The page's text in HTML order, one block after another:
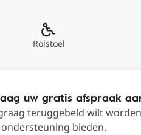
Rolstoel
uw gratis afspraak
teruggebeld wilt
bieden.